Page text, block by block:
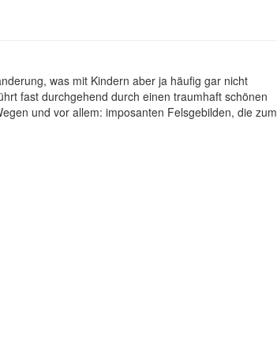
was mit Kindern aber ja häufig gar nicht
fast durchgehend durch einen traumhaft schönen
und vor allem: imposanten Felsgebilden, die zum